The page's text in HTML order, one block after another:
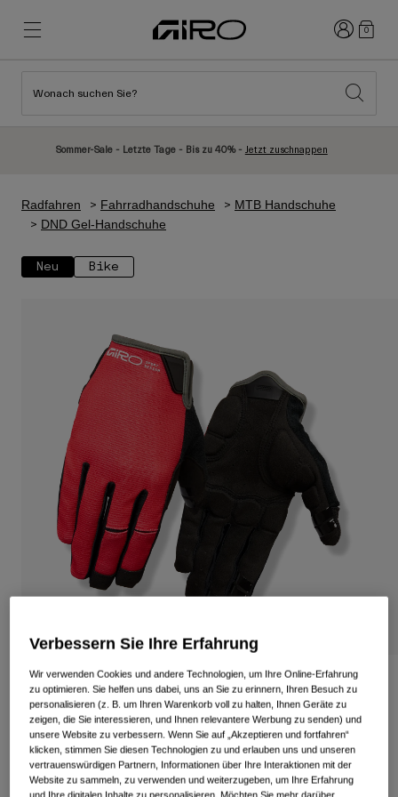
Neuzugänge
Helme
Rennrad Helme
Kinder Fahrradhelme
Alle anzeigen
Schuhe
Rennrad Schuhe
Mountainbike Schuhe
Gravel Schuhe
Alle anzeigen
Bekleidung
Rennrad Bekleidung
Mountainbike Bekleidung
Alle anzeigen
Neuzugänge
Helme
Ski
Alle anzeigen
Schutzbrillen
Snowboard
Mit austauschbaren Gläsern
Damen
Alle anzeigen
Kinder
Helme
Schutzbrillen
Anmelden
0
Wonach suchen Sie?
Sommer-Sale - Letzte Tage - Bis zu 40% - Jetzt zuschnappen
Radfahren Fahrradhandschuhe
MTB Handschuhe
DND Gel-Handschuhe
Neu Bike
DND Gel-Handschuhe
Artikelnr.39066
39,99 €
Verbessern Sie Ihre Erfahrung
Wir verwenden Cookies und andere Technologien, um Ihre Online-Erfahrung
zu optimieren. Sie helfen uns dabei, uns an Sie zu erinnern, Ihren Besuch zu
personalisieren (z. B. um Ihren Warenkorb voll zu halten, Ihnen Geräte zu
zeigen, die Sie interessieren, und Ihnen relevantere Werbung zu senden) und
unsere Website zu verbessern. Wenn Sie auf „Akzeptieren und fortfahren“
klicken, stimmen Sie diesen Technologien zu und erlauben uns und unseren
vertrauenswürdigen Partnern, Informationen über Ihre Interaktionen mit der
Website zu sammeln, zu verwenden und weiterzugeben, um Ihre Erfahrung
und Ihre digitalen Inhalte zu personalisieren. Möchten Sie mehr darüber